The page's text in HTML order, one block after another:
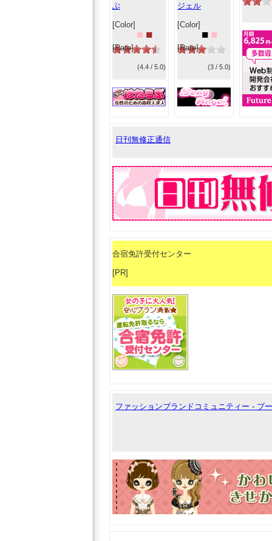
ぶ
[Color]
■ ■
[Rate]
(4.4 / 5.0)
ジェル
[Color]
■ ■
[Rate]
(3 / 5.0)
日刊無修正通信
合宿免許受付センター
[PR]
ファッションブランドコミュニティー - プ